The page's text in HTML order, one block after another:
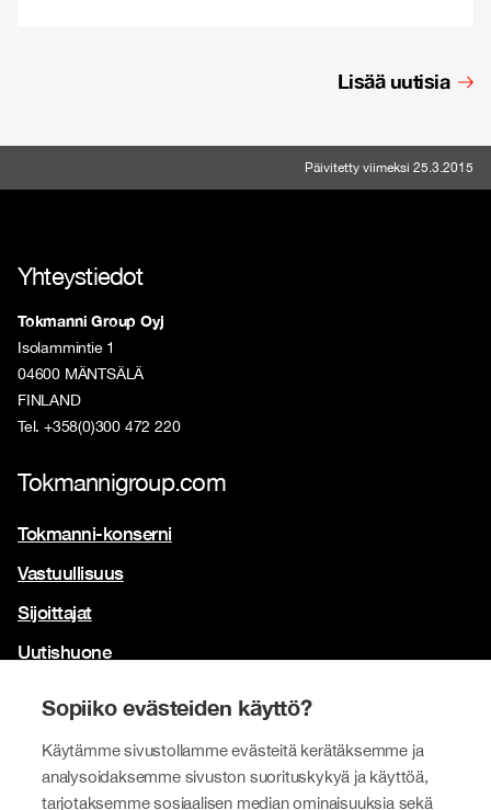
Sopiiko evästeiden käyttö?
Käytämme sivustollamme evästeitä kerätäksemme ja
analysoidaksemme sivuston suorituskykyä ja käyttöä,
tarjotaksemme sosiaalisen median ominaisuuksia sekä
Lisää uutisia
Päivitetty viimeksi 25.3.2015
Yhteystiedot
Tokmanni Group Oyj
Isolammintie 1
04600 MÄNTSÄLÄ
FINLAND
Tel. +358(0)300 472 220
Tokmannigroup.com
Tokmanni-konserni
Vastuullisuus
Sijoittajat
Uutishuone
Brändimme
Tokmanni